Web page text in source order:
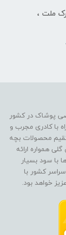
ملت ،
پوشاک در کشور
سال ۹۳ تا کنون همراه با کادری مجرب و
محصولات بچه
همواره ارائه
با سود بسیار
کشور با
خواهد بود.